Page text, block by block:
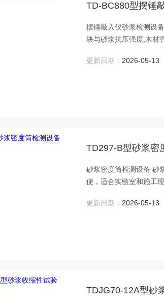
TD-BC880型摆锤
摆锤敲入仪砂浆检测设
块与砂浆抗压强度,木材
更新日期： 2026-05-13
TD297-B型砂浆密
砂浆密度筒检测设备 砂
便，适合实验室和施工
更新日期： 2026-05-13
TDJG70-12A型砂